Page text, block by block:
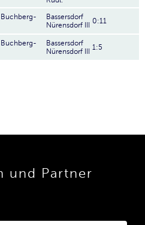
Buchberg-
Bassersdorf
Nürensdorf III
0:11
Buchberg-
Bassersdorf
Nürensdorf III
1:5
und Partner